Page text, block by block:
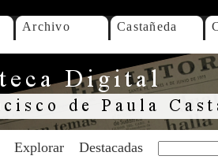
Archivo Castañeda
Explorar Destacadas